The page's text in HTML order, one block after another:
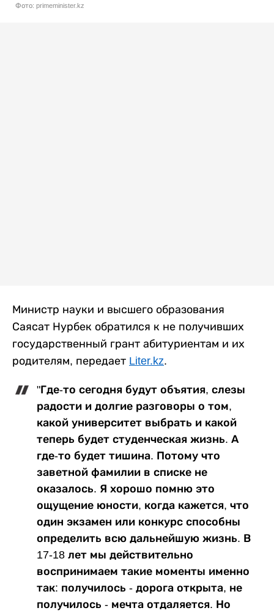
Фото: primeminister.kz
Министр науки и высшего образования
Саясат Нурбек обратился к не получивших
государственный грант абитуриентам и их
родителям, передает Liter.kz.
"Где-то сегодня будут объятия, слезы
радости и долгие разговоры о том,
какой университет выбрать и какой
теперь будет студенческая жизнь. А
где-то будет тишина. Потому что
заветной фамилии в списке не
оказалось. Я хорошо помню это
ощущение юности, когда кажется, что
один экзамен или конкурс способны
определить всю дальнейшую жизнь. В
17-18 лет мы действительно
воспринимаем такие моменты именно
так: получилось - дорога открыта, не
получилось - мечта отдаляется. Но